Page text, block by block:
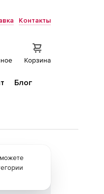
Контакты
Корзина
Блог